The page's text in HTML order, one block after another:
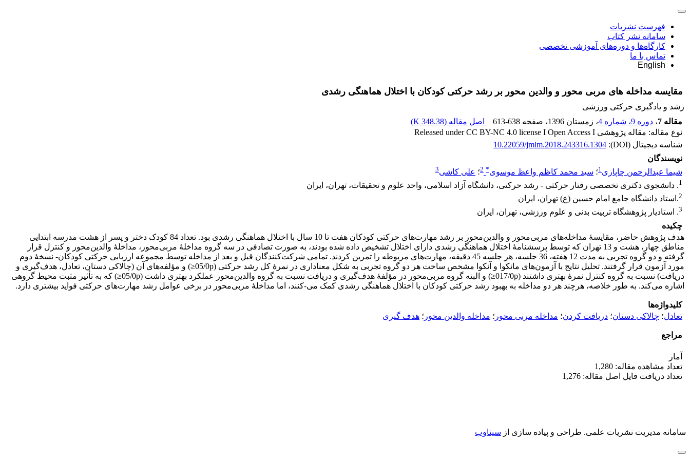
فهرست نشریات
سامانه نشر کتاب
کارگاه‌ها و دوره‌های آموزشی تخصصی
تماس با ما
English
مقایسه مداخله های مربی محور و والدین محور بر رشد حرکتی کودکان با اختلال هماهنگی رشدی
رشد و یادگیری حرکتی ورزشی
مقاله 7
، دوره 9، شماره 4 ، زمستان 1396 ، صفحه 613-638 اصل مقاله (348.38 K
)
نوع مقاله: مقاله پژوهشی Released under CC BY-NC 4.0 license I Open Access I
شناسه دیجیتال (DOI):
10.22059/jmlm.2018.243316.1304
نویسندگان
شیما عبدالرحمن چاپاری1؛ سید محمد کاظم واعظ موسوی*
2؛ علی کاشی3
1. دانشجوی دکتری تخصصی رفتار حرکتی - رشد حرکتی، دانشگاه آزاد اسلامی، واحد علوم و تحقیقات، تهران، ایران
2.استاد دانشگاه جامع امام حسین (ع) تهران، ایران
3. استادیار پژوهشگاه تربیت بدنی و علوم ورزشی، تهران، ایران
چکیده
هدف پژوهش حاضر، مقایسۀ مداخله‌های مربی‌‌محور و والدین‌‌محور بر رشد مهارت‌‌های حرکتی کودکان هفت تا 10 سال با اختلال هماهنگی رشدی بود. تعداد 84 کودک دختر و پسر از هشت مدرسه ابتدایی
مناطق چهار، هشت و 13 تهران که توسط پرسشنامۀ اختلال هماهنگی رشدی دارای اختلال تشخیص داده شده بودند، به صورت تصادفی در سه گروه مداخلۀ مربی‌محور، مداخلۀ والدین‌محور و کنترل قرار
گرفته و دو گروه تجربی به مدت 12 هفته، 36 جلسه، هر جلسه 45 دقیقه، مهارت‌‌های مربوطه را تمرین کردند. تمامی شرکت‌کنندگان قبل و بعد از مداخله توسط مجموعه ارزیابی حرکتی کودکان- نسخۀ دوم
مورد آزمون قرار گرفتند. تحلیل نتایج با آزمون‌های مانکوا و آنکوا مشخص ساخت هر دو گروه تجربی به شکل معناداری در نمرۀ کل رشد حرکتی (05/0p≤) و مؤلفه‌های آن (چالاکی دستان، تعادل، هدف‌گیری و
دریافت) نسبت به گروه کنترل نمرۀ بهتری داشتند (017/0p≤) و البته گروه مربی‌‌محور در مؤلفۀ هدف‌گیری و دریافت نسبت به گروه والدین‌‌محور عملکرد بهتری داشت (05/0p≤) که به تأثیر مثبت محیط گروهی
اشاره می‌کند. به طور خلاصه، هرچند هر دو مداخله به بهبود رشد حرکتی کودکان با اختلال هماهنگی رشدی کمک می-کنند، اما مداخلۀ مربی‌‌محور در برخی عوامل رشد مهارت‌های حرکتی فواید بیشتری دارد.
کلیدواژه‌ها
تعادل؛ چالاکی دستان؛ دریافت کردن؛ مداخله مربی محور ؛ مداخله والدین محور ؛ هدف گیری
مراجع
آمار
تعداد مشاهده مقاله: 1,280
تعداد دریافت فایل اصل مقاله: 1,276
سامانه مدیریت نشریات علمی. طراحی و پیاده سازی از سیناوب